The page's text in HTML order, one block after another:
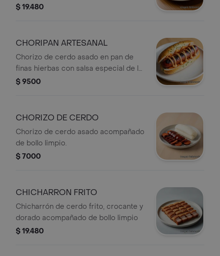
limpio
$ 19.480
CHORIPAN ARTESANAL
Chorizo de cerdo asado en pan de
finas hierbas con salsa especial de la
casa.
$ 9500
CHORIZO DE CERDO
Chorizo de cerdo asado acompañado
de bollo limpio.
$ 7000
CHICHARRON FRITO
Chicharrón de cerdo frito, crocante y
dorado acompañado de bollo limpio
$ 19.480